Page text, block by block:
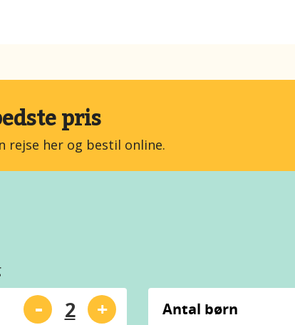
pris
rejse her og bestil online.
- + Antal børn